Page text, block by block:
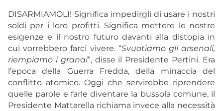
DISARMIAMOLI! Significa impedirgli di usare i nostri
soldi per i loro profitti. Significa mettere le nostre
esigenze e il nostro futuro davanti alla distopia in
cui vorrebbero farci vivere. “Svuotiamo gli arsenali,
riempiamo i granai”, disse il Presidente Pertini. Era
l’epoca della Guerra Fredda, della minaccia del
conflitto atomico. Oggi che servirebbe riprendere
quelle parole e farle diventare la bussola comune, il
Presidente Mattarella richiama invece alla necessità